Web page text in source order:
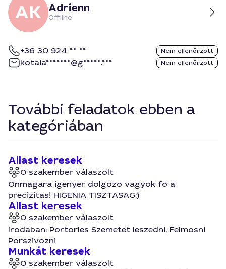
Adrienn
Offline
+36 30 924 ** ** Nem ellenőrzött
kotaia*******@g*****.*** Nem ellenőrzött
További feladatok ebben a
kategóriában
Allast keresek
0 szakember válaszolt
Onmagara igenyer dolgozo vagyok fo a
precizitas! HIGENIA TISZTASAG:)
Allast keresek
0 szakember válaszolt
Irodaban: Portorles Szemetet leszedni, Felmosni
Porszivozni
Munkát keresek
0 szakember válaszolt